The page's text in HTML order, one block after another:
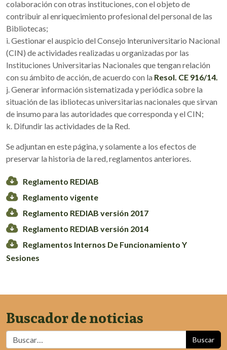
colaboración con otras instituciones, con el objeto de
contribuir al enriquecimiento profesional del personal de las
Bibliotecas;
i. Gestionar el auspicio del Consejo lnteruniversitario Nacional
(CIN) de actividades realizadas u organizadas por las
Instituciones Universitarias Nacionales que tengan relación
con su ámbito de acción, de acuerdo con la Resol. CE 916/14.
j. Generar información sistematizada y periódica sobre la
situación de las ibliotecas universitarias nacionales que sirvan
de insumo para las autoridades que corresponda y el CIN;
k. Difundir las actividades de la Red.
Se adjuntan en este página, y solamente a los efectos de
preservar la historia de la red, reglamentos anteriores.
Reglamento REDIAB
Reglamento vigente
Reglamento REDIAB versión 2017
Reglamento REDIAB versión 2014
Reglamentos Internos De Funcionamiento Y
Sesiones
Buscador de noticias
Buscar